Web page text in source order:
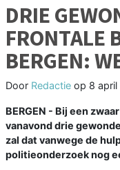
DRIE
FRONTALE
BERGEN:
Door Redactie op 8 april
BERGEN - Bij een
vanavond drie
zal dat vanwege de
politieonderzoek nog